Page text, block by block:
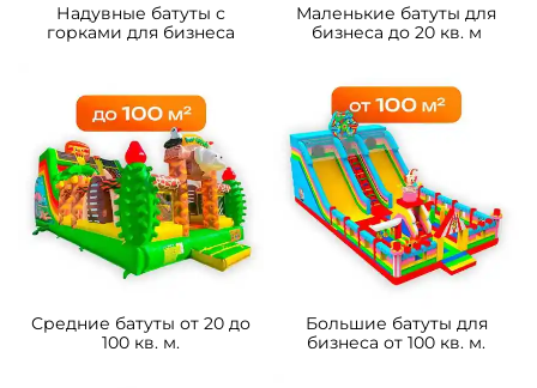
Надувные батуты с
горками для бизнеса
Маленькие батуты для
бизнеса до 20 кв. м
Средние батуты от 20 до
100 кв. м.
Большие батуты для
бизнеса от 100 кв. м.